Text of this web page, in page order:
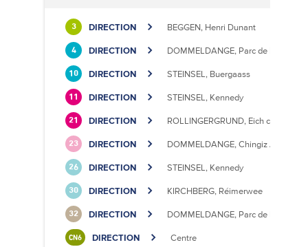
3 DIRECTION BEGGEN, Henri Dunant
4 DIRECTION DOMMELDANGE, Parc de l'Europe
10 DIRECTION STEINSEL, Buergaass
11 DIRECTION STEINSEL, Kennedy
21 DIRECTION ROLLINGERGRUND, Eich centre
23 DIRECTION DOMMELDANGE, Chingiz Aitmatov
26 DIRECTION STEINSEL, Kennedy
30 DIRECTION KIRCHBERG, Réimerwee
32 DIRECTION DOMMELDANGE, Parc de l'Europe
CN6 DIRECTION Centre